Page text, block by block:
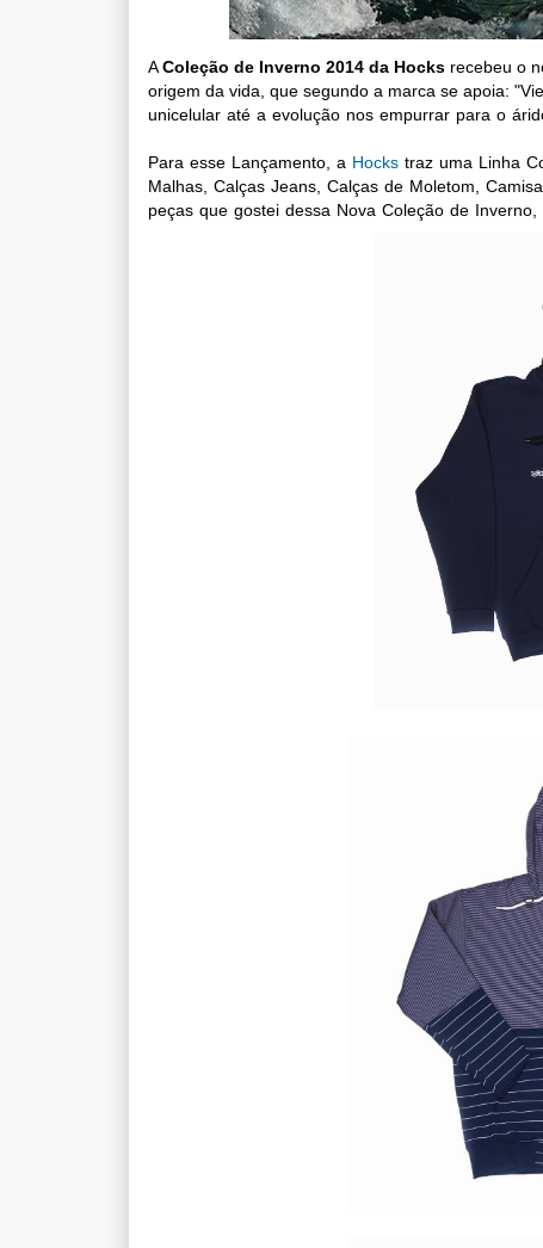
AColeção de Inverno 2014 da Hocks recebeu o
origem da vida, que segundo a marca se apoia: "
unicelular até a evolução nos empurrar para o
Para esse Lançamento, a Hocks traz uma Linha
Malhas, Calças Jeans, Calças de Moletom,
peças que gostei dessa Nova Coleção de Inverno,